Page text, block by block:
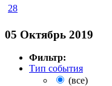
28
05 Октябрь 2019
Фильтр:
Тип события
(все)